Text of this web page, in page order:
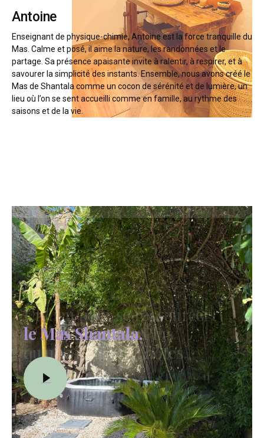
Antoine
Enseignant de physique-chimie, Antoine est la force tranquille du
Mas. Calme et posé, il aime la nature, les randonnées et le
partage. Sa présence apaisante invite à ralentir, à respirer, et à
savourer la simplicité des instants. Ensemble, nous avons créé le
Mas de Shantala comme un cocon de sérénité et de lumière, un
lieu où l’on se sent accueilli comme en famille, au rythme des
saisons et de la vie.
Un lieu pour se ressourcer
le Mas Shantala.Plus
qu’une maison d’hôtes.